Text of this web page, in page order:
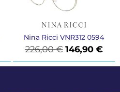
Nina Ricci VNR312 0594
226,00€ 146,90 €